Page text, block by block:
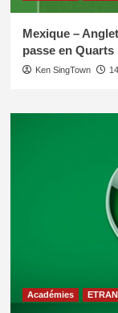
Mexique –
passe en Quarts
Ken SingTown
Académies